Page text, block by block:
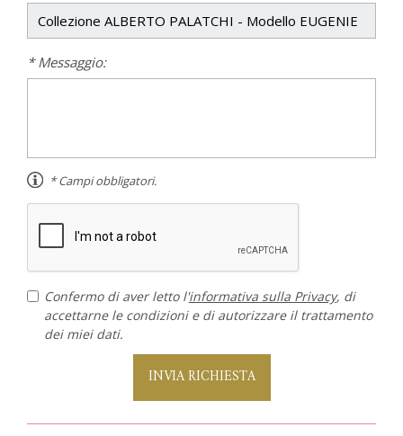
* Messaggio:
* Campi obbligatori.
Confermo di aver letto l'informativa sulla Privacy, di
accettarne le condizioni e di autorizzare il trattamento
dei miei dati.
INVIA RICHIESTA